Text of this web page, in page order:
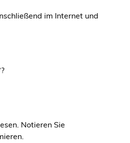
im Internet und
Notieren Sie